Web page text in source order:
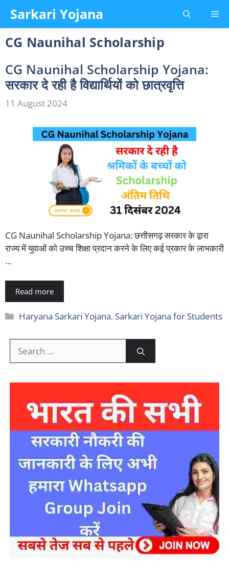
content
Sarkari Yojana
CG Naunihal Scholarship
CG Naunihal Scholarship Yojana:
सरकार दे रही है विद्यार्थियों को छात्रवृत्ति
11 August 2024
CG Naunihal Scholarship Yojana: छत्तीसगढ़ सरकार के द्वारा
राज्य में युवाओं को उच्च शिक्षा प्रदान करने के लिए कई प्रकार के लाभकारी
…
Read more
Categories
Haryana Sarkari Yojana, Sarkari Yojana for Students
for: